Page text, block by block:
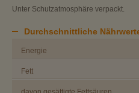
Unter Schutzatmosphäre verpackt.
Durchschnittliche
Energie
Fett